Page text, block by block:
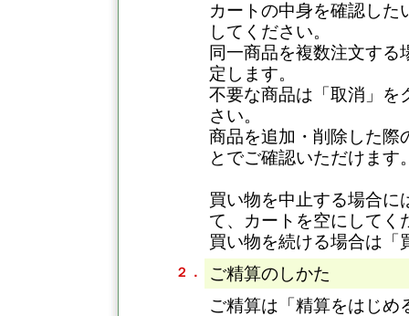
カートの中身を確認した
してください。
同一商品を複数注文す
定します。
不要な商品は「取消」を
さい。
商品を追加・削除した際
とでご確認いただけます
買い物を中止する場合に
て、カートを空にしてく
買い物を続ける場合は「
２．
ご精算のしかた
ご精算は「精算をはじめ